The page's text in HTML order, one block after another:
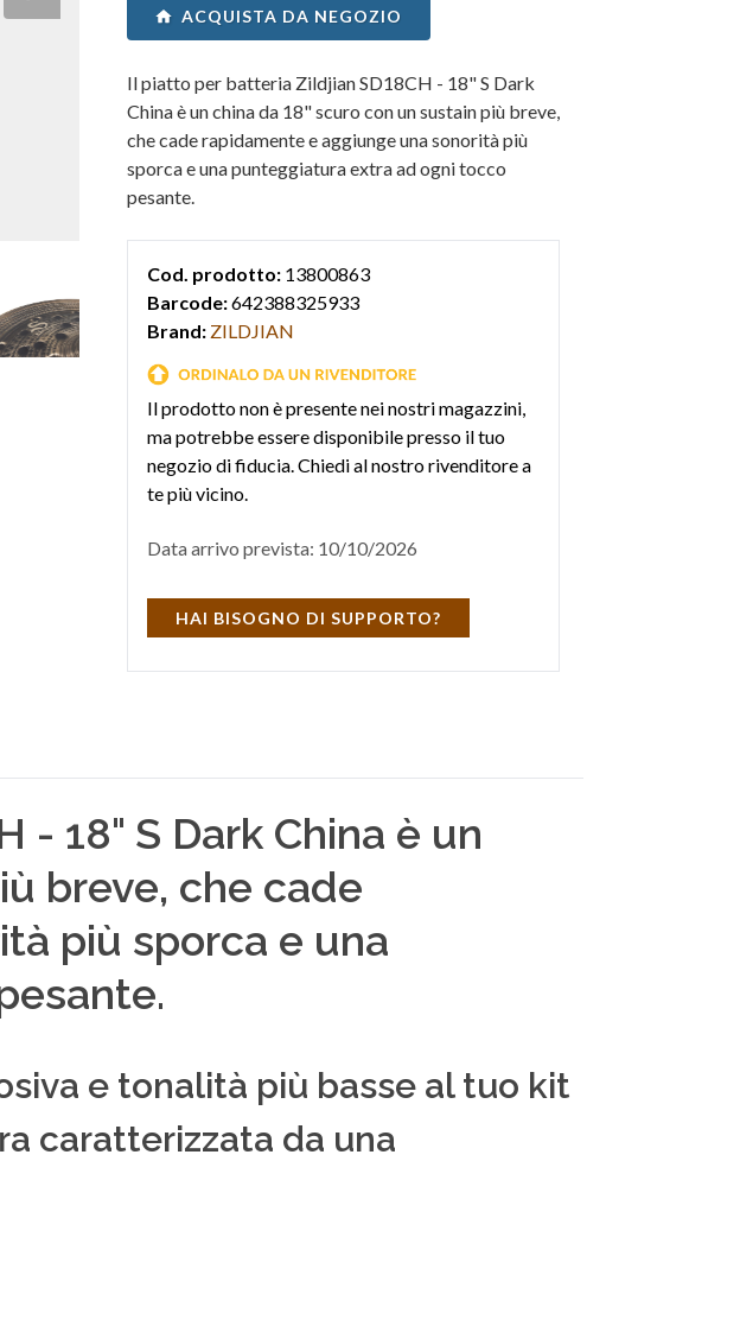
ACQUISTA DA NEGOZIO
Il piatto per batteria Zildjian SD18CH - 18" S Dark
China è un china da 18" scuro con un sustain più breve,
che cade rapidamente e aggiunge una sonorità più
sporca e una punteggiatura extra ad ogni tocco
pesante.
Cod. prodotto: 13800863
Barcode:642388325933
Brand: ZILDJIAN
Il prodotto non è presente nei nostri magazzini,
ma potrebbe essere disponibile presso il tuo
negozio di fiducia. Chiedi al nostro rivenditore a
te più vicino.
Data arrivo prevista: 10/10/2026
HAI BISOGNO DI SUPPORTO?
- 18" S Dark China è un
breve, che cade
più sporca e una
e tonalità più basse al tuo kit
caratterizzata da una